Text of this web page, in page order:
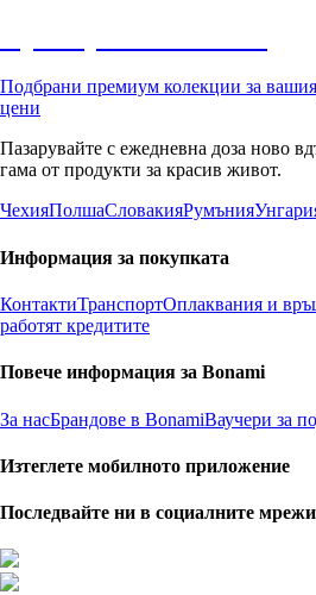
Подбрани премиум колекции за
цени
Пазарувайте с ежедневна доза ново
гама от продукти за красив живот.
ЧехияПолшаСловакияРумъния
Информация за покупката
КонтактиТранспортОплаквания и
работят кредитите
Повече информация за Bonami
За насБрандове в BonamiВаучери за
Изтеглете мобилното приложение
Последвайте ни в социалните мрежи